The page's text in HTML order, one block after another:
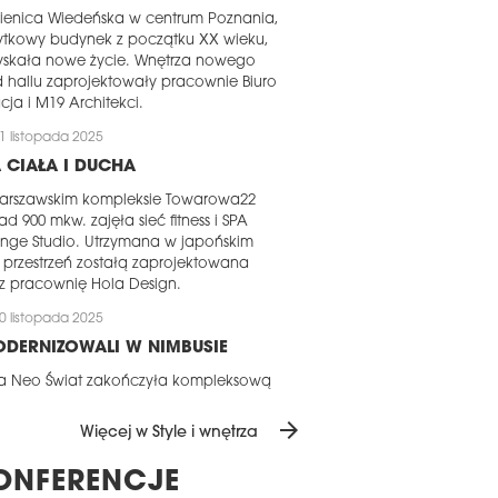
Wiedeńska w centrum Poznania,
budynek z początku XX wieku,
nowe życie. Wnętrza nowego
hallu zaprojektowały pracownie Biuro
i M19 Architekci.
listopada 2025
CIAŁA I DUCHA
kompleksie Towarowa22
900 mkw. zajęła sieć fitness i SPA
Studio. Utrzymana w japońskim
przestrzeń zostałą zaprojektowana
pracownię Hola Design.
listopada 2025
W NIMBUSIE
Neo Świat zakończyła kompleksową
(Marsh, Mercer, Guy Carpenter,
98 w Warszawie.
Więcej w Style i wnętrza arrow_forward